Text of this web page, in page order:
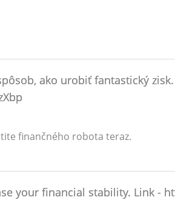
ako urobiť fantastický zisk.
finančného robota teraz.
your financial stability. Link -